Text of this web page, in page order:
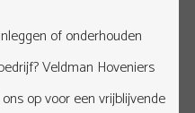
of onderhouden
Veldman Hoveniers
op voor een vrijblijvende